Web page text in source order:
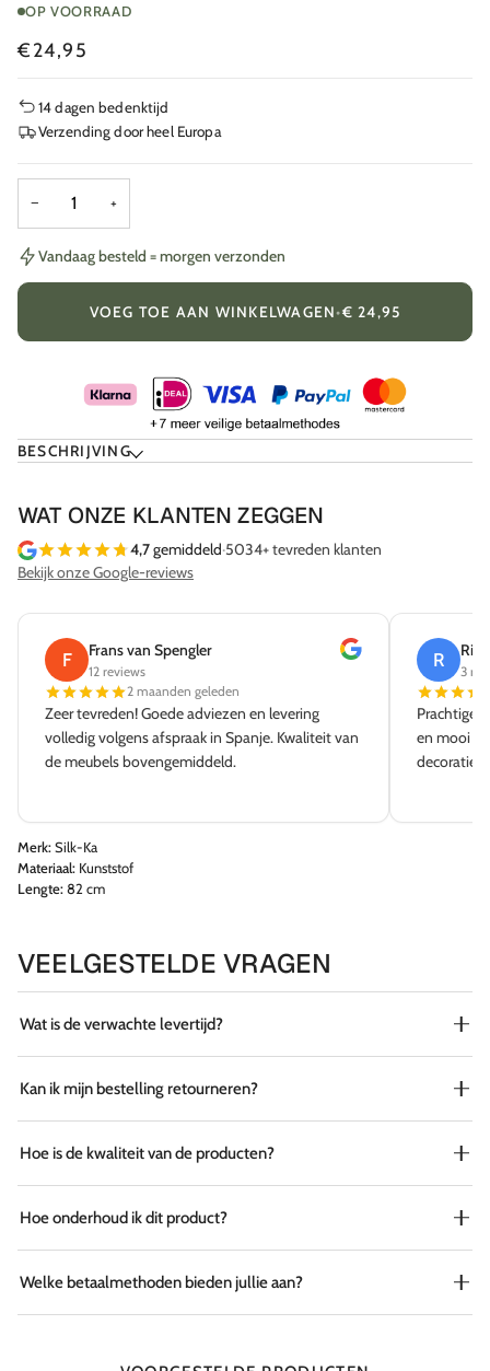
OP VOORRAAD
€24,95
14 dagen bedenktijd
Verzending door heel Europa
− +
Vandaag besteld = morgen verzonden
VOEG TOE AAN WINKELWAGEN•€ 24,95
BESCHRIJVING
WAT ONZE KLANTEN ZEGGEN
4,7gemiddeld·5034+ tevreden klanten
Bekijk onze Google-reviews
F Frans van Spengler
12 reviews
2 maanden geleden
Zeer tevreden! Goede adviezen en levering
volledig volgens afspraak in Spanje. Kwaliteit van
de meubels bovengemiddeld.
R
3
Prachtige
en mooi
decoratie
Merk:Silk-Ka
Materiaal: Kunststof
Lengte:82 cm
VEELGESTELDE VRAGEN
Wat is de verwachte levertijd?
Kan ik mijn bestelling retourneren?
Hoe is de kwaliteit van de producten?
Hoe onderhoud ik dit product?
Welke betaalmethoden bieden jullie aan?